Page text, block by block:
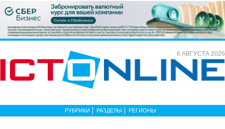
6 АВГУСТА 2026
РУБРИКИ РАЗДЕЛЫ РЕГИОНЫ